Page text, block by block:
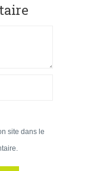
site dans le